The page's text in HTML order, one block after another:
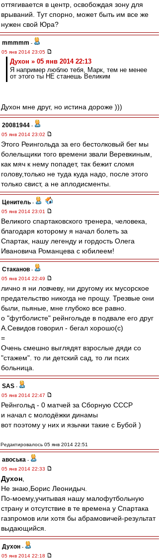
оттягивается в центр, освобождая зону для
врываний. Тут спорно, может быть им все же
нужен свой Юра?
mmmmm -
05 янв 2014 23:05
Духон » 05 янв 2014 22:13
Я например люблю тебя, Марк, тем не менее
от этого ты НЕ станешь Великим
Духон мне друг, но истина дороже )))
20081944 -
05 янв 2014 23:02
Этого Реингольда за его бестолковый бег мы
болельщики того времени звали Веревкиным,
как мяч к нему попадет, так бежит сломя
голову,только не туда куда надо, после этого
только свист, а не аплодисменты.
Ценитель -
05 янв 2014 23:01
Великого спартаковского тренера, человека,
благодаря которому я начал болеть за
Спартак, нашу легенду и гордость Олега
Ивановича Романцева с юбилеем!
Cтаканов -
05 янв 2014 22:49
лично я ни ловчеву, ни другому их мусорское
предательство никогда не прощу. Трезвые они
были, пьяные, мне глубоко все равно.
о "футболисте" рейнгольде в подвале его друг
А.Севидов говорил - бегал хорошо(с)
=
Очень смешно выглядят взрослые дяди со
"стажем". то ли детский сад, то ли псих
больница.
SAS -
05 янв 2014 22:47
Рейнгольд - 0 матчей за Сборную СССР
и начал с молодёжки динамы
вот поэтому у них и язычки такие с Бубой )
Редактировалось 05 янв 2014 22:51
авоська -
05 янв 2014 22:33
Духон
Не знаю,Борис Леонидыч.
По-моему,учитывая нашу малофутбольную
страну и отсутствие в те времена у Спартака
газпромов или хотя бы абрамовичей-результат
выдающийся.
Духон -
05 янв 2014 22:18